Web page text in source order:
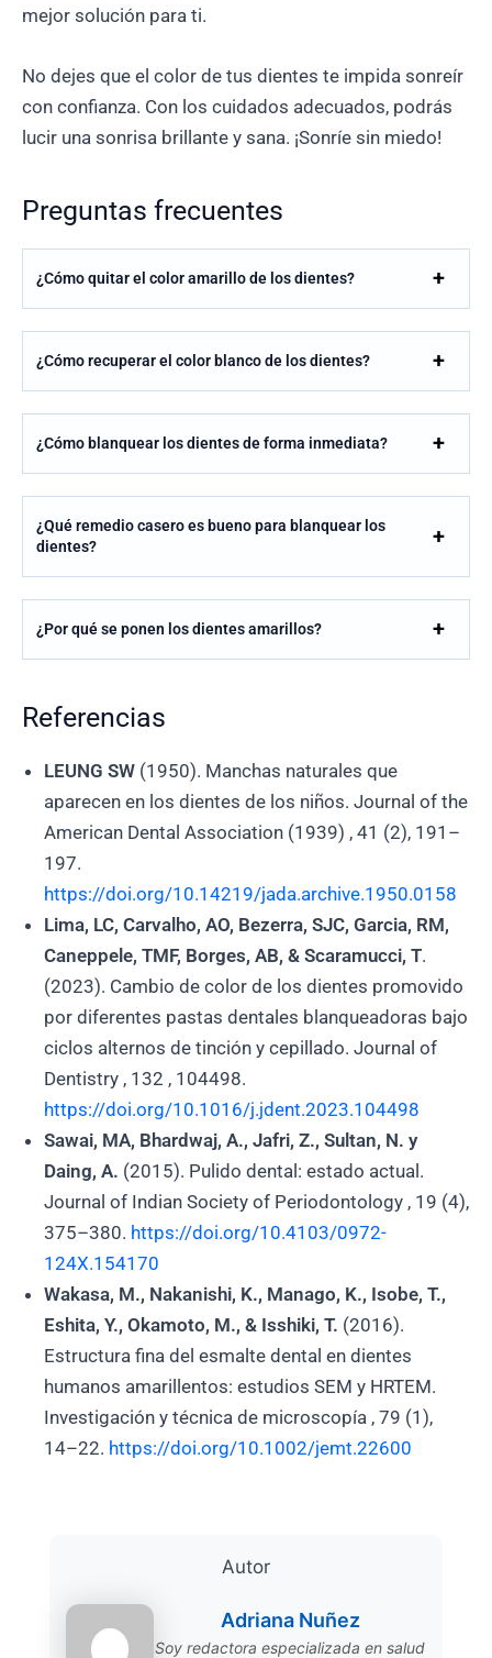
mejor solución para ti.
No dejes que el color de tus dientes te impida sonreír
con confianza. Con los cuidados adecuados, podrás
lucir una sonrisa brillante y sana. ¡Sonríe sin miedo!
Preguntas frecuentes
¿Cómo quitar el color amarillo de los dientes?
¿Cómo recuperar el color blanco de los dientes?
¿Cómo blanquear los dientes de forma inmediata?
¿Qué remedio casero es bueno para blanquear los
dientes?
¿Por qué se ponen los dientes amarillos?
Referencias
LEUNG SW (1950). Manchas naturales que
aparecen en los dientes de los niños. Journal of the
American Dental Association (1939) , 41 (2), 191–
197.
https://doi.org/10.14219/jada.archive.1950.0158
Lima, LC, Carvalho, AO, Bezerra, SJC, Garcia, RM,
Caneppele, TMF, Borges, AB, & Scaramucci, T.
(2023). Cambio de color de los dientes promovido
por diferentes pastas dentales blanqueadoras bajo
ciclos alternos de tinción y cepillado. Journal of
Dentistry , 132 , 104498.
https://doi.org/10.1016/j.jdent.2023.104498
Sawai, MA, Bhardwaj, A., Jafri, Z., Sultan, N. y
Daing, A. (2015). Pulido dental: estado actual.
Journal of Indian Society of Periodontology , 19 (4),
375–380. https://doi.org/10.4103/0972-
124X.154170
Wakasa, M., Nakanishi, K., Manago, K., Isobe, T.,
Eshita, Y., Okamoto, M., & Isshiki, T. (2016).
Estructura fina del esmalte dental en dientes
humanos amarillentos: estudios SEM y HRTEM.
Investigación y técnica de microscopía , 79 (1),
14–22. https://doi.org/10.1002/jemt.22600
Autor
Adriana Nuñez
Soy redactora especializada en salud